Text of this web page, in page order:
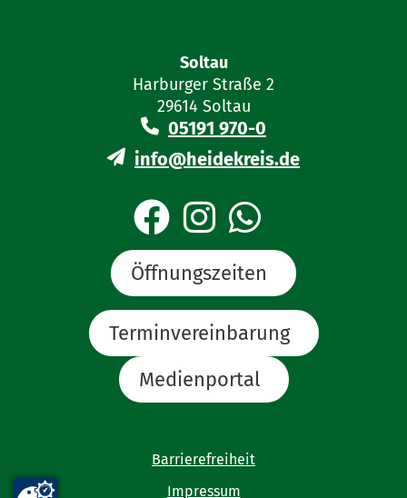
Soltau
Harburger Straße 2
29614 Soltau
05191 970-0
info@heidekreis.de
Öffnungszeiten
Terminvereinbarung
Medienportal
Barrierefreiheit
Impressum